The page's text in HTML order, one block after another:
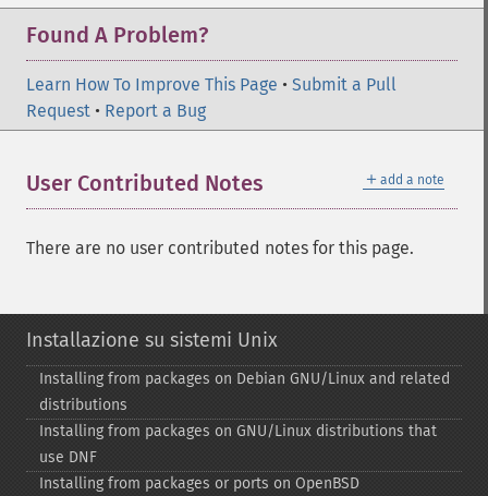
Found A Problem?
Learn How To Improve This Page • Submit a Pull
Request • Report a Bug
＋ add a note
User Contributed Notes
There are no user contributed notes for this page.
Installazione su sistemi Unix
Installing from packages on Debian GNU/Linux and related
distributions
Installing from packages on GNU/Linux distributions that
use DNF
Installing from packages or ports on OpenBSD